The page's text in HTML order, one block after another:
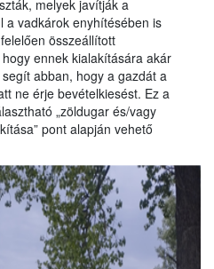
melyek javítják a
a vadkárok enyhítésében is
összeállított
ennek kialakítására akár
abban, hogy a gazdát a
ne érje bevételkiesést. Ez a
„zöldugar és/vagy
pont alapján vehető